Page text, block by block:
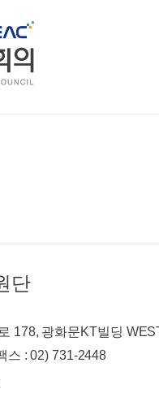
단
178, 광화문KT빌딩
스 : 02) 731-2448